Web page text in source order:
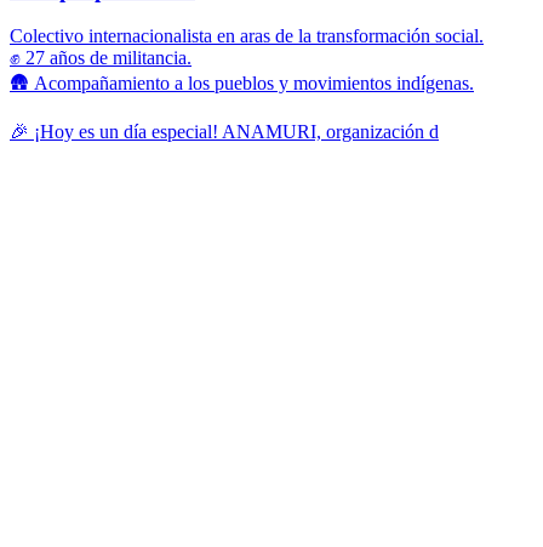
Colectivo internacionalista en aras de la transformación social.
✊ 27 años de militancia.
🛖 Acompañamiento a los pueblos y movimientos indígenas.
🎉 ¡Hoy es un día especial! ANAMURI, organización d